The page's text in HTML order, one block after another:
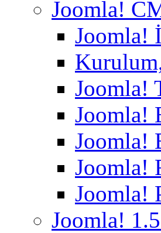
Joomla!
Joomla!
Joomla!
Joomla!
Joomla!
Joomla!
Joomla!
Joomla!